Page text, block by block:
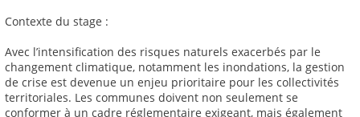
Contexte du stage :
Avec l’intensification des risques naturels exacerbés par le
changement climatique, notamment les inondations, la gestion
de crise est devenue un enjeu prioritaire pour les collectivités
territoriales. Les communes doivent non seulement se
conformer à un cadre réglementaire exigeant, mais également